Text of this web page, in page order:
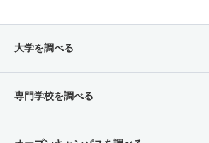
大学を調べる
専門学校を調べる